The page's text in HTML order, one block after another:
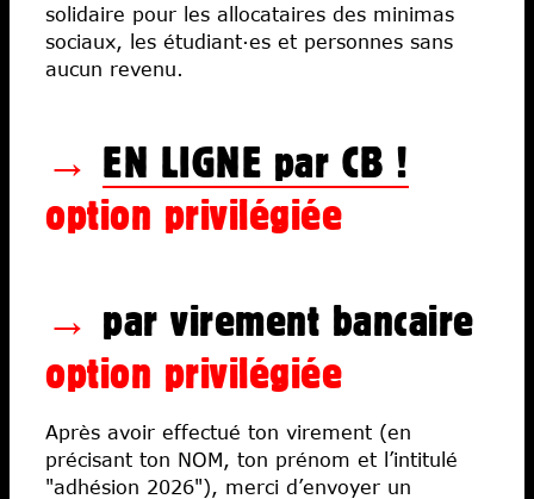
solidaire pour les allocataires des minimas
sociaux, les étudiant·es et personnes sans
aucun revenu.
→ EN LIGNE par CB !
option privilégiée
→ par virement bancaire
option privilégiée
Après avoir effectué ton virement (en
précisant ton NOM, ton prénom et l’intitulé
"adhésion 2026"), merci d’envoyer un